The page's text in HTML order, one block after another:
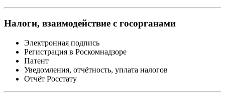
Налоги, взаимодействие с госорганами
Электронная подпись
Регистрация в Роскомнадзоре
Патент
Уведомления, отчётность, уплата налогов
Отчёт Росстату